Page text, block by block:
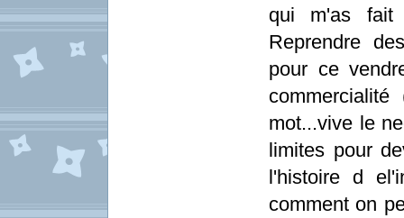
qui m'as fait
Reprendre
pour ce
mot...vive le
limites pour
l'histoire d
comment on